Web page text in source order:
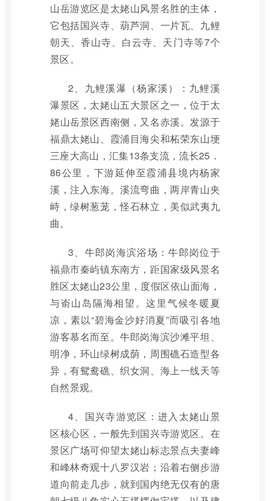
山岳游览区是太姥山风景名胜的主体，
它包括国兴寺、葫芦洞、一片瓦、九鲤
朝天、香山寺、白云寺、天门寺等7个
景区。
2、九鲤溪瀑（杨家溪）：九鲤溪
瀑景区，太姥山五大景区之一，位于太
姥山岳景区西南侧，又名赤溪。发源于
福鼎太姥山、霞浦目海尖和柘荣东山埂
三座大高山，汇集13条支流，流长25．
86公里，下游延伸至霞浦县境内杨家
溪，注入东海。溪流弯曲，两岸青山夹
峙，绿树葱茏，怪石林立，美似武夷九
曲。
3、牛郎岗海滨浴场：牛郎岗位于
福鼎市秦屿镇东南方，距国家级风景名
胜区太姥山23公里，度假区依山面海，
与嵛山岛隔海相望。这里气候冬暖夏
凉，素以“碧海金沙好消夏”而吸引各地
游客慕名而至。牛郎岗海滨沙滩平坦、
明净，环山绿树成荫，周围礁石造型各
异，有鸳鸯礁、织女洞、海上一线天等
自然景观。
4、国兴寺游览区：进入太姥山景
区核心区，一般先到国兴寺游览区。在
景区广场可仰望太姥山标志景点夫妻峰
和峰林奇观十八罗汉岩；沿着右侧步游
道向前走几步，就到国内绝无仅有的唐